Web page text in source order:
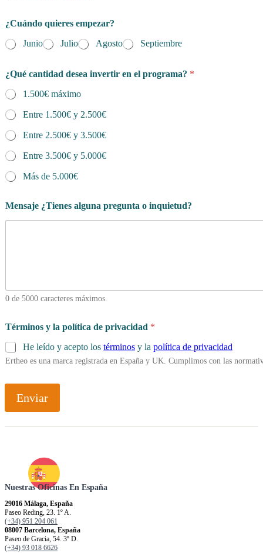
¿Cuándo quieres empezar?
Junio
Julio Agosto Septiembre
¿Qué cantidad desea invertir en el programa? *
1.500€ máximo
Entre 1.500€ y 2.500€
Entre 2.500€ y 3.500€
Entre 3.500€ y 5.000€
Más de 5.000€
Mensaje ¿Tienes alguna pregunta o inquietud?
0 de 5000 caracteres máximos.
Términos y la política de privacidad *
He leído y acepto los términos y la política de privacidad
Ertheo es una marca registrada en España y UK. Cumplimos con las
Enviar
Nuestras Oficinas En España
29016 Málaga, España
Paseo Reding, 23. 1º A.
(+34) 951 204 061
08007 Barcelona, España
Paseo de Gracia, 54. 3º D.
(+34) 93 018 6626